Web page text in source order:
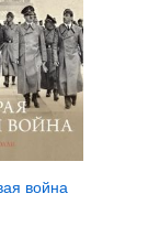
война